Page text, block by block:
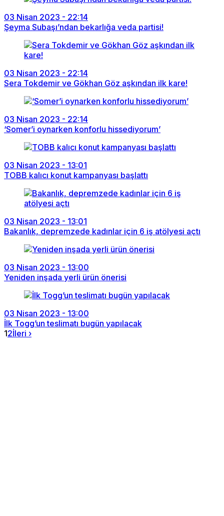
03 Nisan 2023 - 22:14
Şeyma Subaşı’ndan bekarlığa veda partisi!
03 Nisan 2023 - 22:14
Sera Tokdemir ve Gökhan Göz aşkından ilk kare!
03 Nisan 2023 - 22:14
‘Somer’i oynarken konforlu hissediyorum’
03 Nisan 2023 - 13:01
TOBB kalıcı konut kampanyası başlattı
03 Nisan 2023 - 13:01
Bakanlık, depremzede kadınlar için 6 iş atölyesi açtı
03 Nisan 2023 - 13:00
Yeniden inşada yerli ürün önerisi
03 Nisan 2023 - 13:00
İlk Togg’un teslimatı bugün yapılacak
12İleri ›